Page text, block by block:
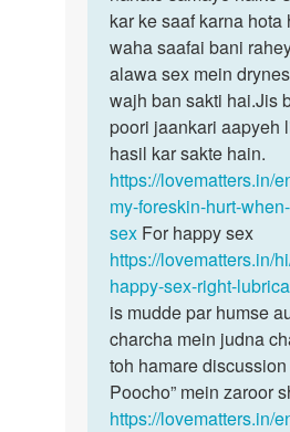
kar ke saaf karna hota
waha saafai bani
alawa sex mein
wajh ban sakti hai.Jis
poori jaankari aapyeh
hasil kar sakte hain.
https://lovematters.in/
my-foreskin-hurt-
sex For happy sex
https://lovematters.in/
happy-sex-right-
is mudde par humse
charcha mein judna
toh hamare discussion
Poocho” mein zaroor
https://lovematters.in/